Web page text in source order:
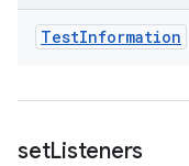
TestInformation
setListeners